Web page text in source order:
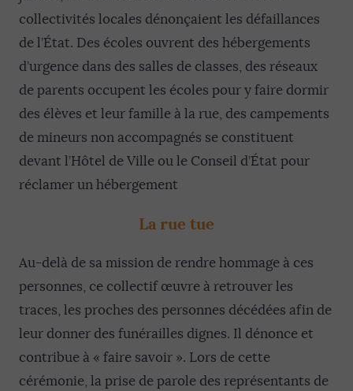
collectivités locales dénonçaient les défaillances
de l’État. Des écoles ouvrent des hébergements
d’urgence dans des salles de classes, des réseaux
de parents occupent les écoles pour y faire dormir
des élèves et leur famille à la rue, des campements
de mineurs non accompagnés se constituent
devant l’Hôtel de Ville ou le Conseil d’État pour
réclamer un hébergement
La rue tue
Au-delà de sa mission de rendre hommage à ces
personnes, ce collectif œuvre à retrouver les
traces, les proches des personnes décédées afin de
leur donner des funérailles dignes. Il dénonce et
contribue à « faire savoir ». Lors de cette
cérémonie, la prise de parole des représentants de